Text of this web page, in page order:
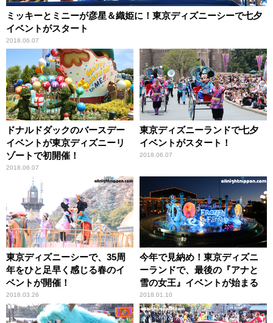
ミッキーとミニーが彦星＆織姫に！東京ディズニーシーで七夕
イベントがスタート
2018.06.07
ドナルドダックのバースデー
イベントが東京ディズニーリ
ゾートで初開催！
2018.06.07
東京ディズニーランドで七夕
イベントがスタート！
2018.06.07
東京ディズニーシーで、35周
年をひと足早く感じる春のイ
ベントが開催！
2018.03.26
今年で見納め！東京ディズニ
ーランドで、最後の『アナと
雪の女王』イベントが始まる
2018.01.10